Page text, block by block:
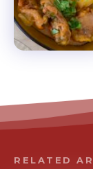
RELATED